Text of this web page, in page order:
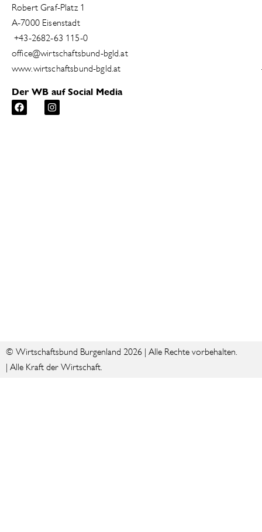
Robert Graf-Platz 1
A-7000 Eisenstadt
+43-2682-63 115-0
office@wirtschaftsbund-bgld.at
www.wirtschaftsbund-bgld.at
Der WB auf Social Media
© Wirtschaftsbund Burgenland 2026 | Alle Rechte vorbehalten.
| Alle Kraft der Wirtschaft.